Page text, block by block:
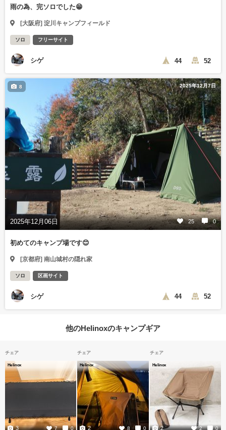
雨の為、完ソロでした😁
[大阪府] 淀川キャンプフィールド
ソロ フリーサイト
シゲ 44 52
2025年12月7日
2025年12月06日 25 0
8
初めてのキャンプ場です😊
[京都府] 南山城村の隠れ家
ソロ 区画サイト
シゲ 44 52
他のHelinoxのキャンプギア
チェア
Helinox
7 0
3
チェア
Helinox
8 0
2
チェア
Helinox
2 0
2